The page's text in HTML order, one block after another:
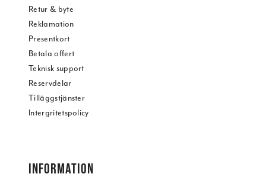
Retur & byte
Reklamation
Presentkort
Betala offert
Teknisk support
Reservdelar
Tilläggstjänster
Intergritetspolicy
INFORMATION